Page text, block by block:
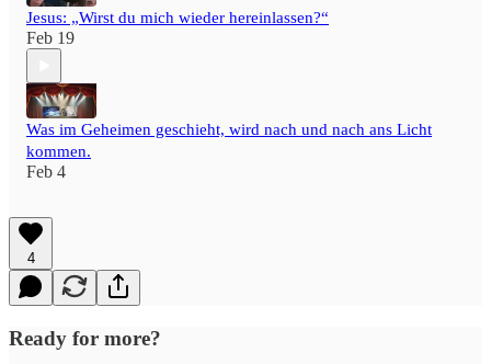
Jesus: „Wirst du mich wieder hereinlassen?“
Feb 19
Was im Geheimen geschieht, wird nach und nach ans Licht
kommen.
Feb 4
4
Ready for more?